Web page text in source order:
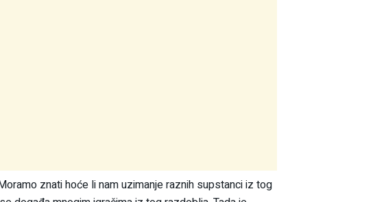
znati hoće li nam uzimanje raznih supstanci iz tog